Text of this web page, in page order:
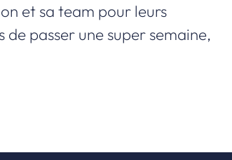
et sa team pour leurs
de passer une super semaine,